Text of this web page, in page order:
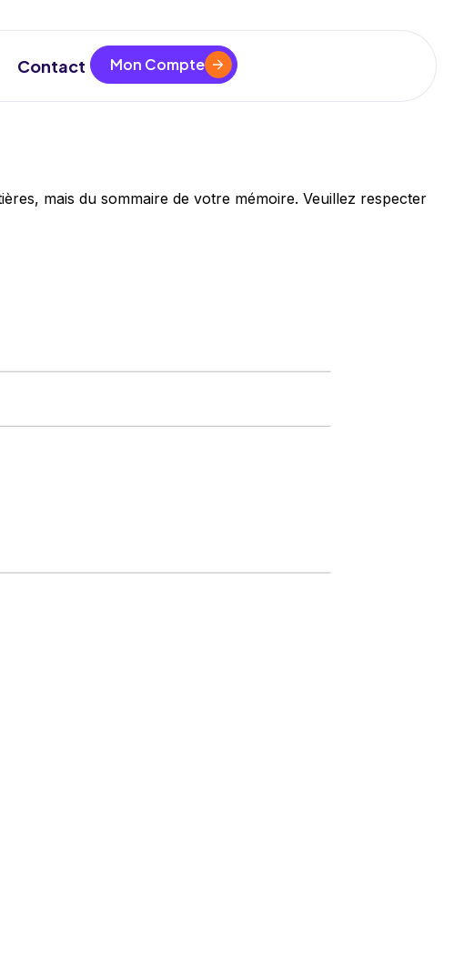
Contact Mon Compte
mais du sommaire de votre mémoire. Veuillez respecter